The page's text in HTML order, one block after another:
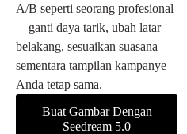
A/B seperti seorang profesional
—ganti daya tarik, ubah latar
belakang, sesuaikan suasana—
sementara tampilan kampanye
Anda tetap sama.
Buat Gambar Dengan
Seedream 5.0